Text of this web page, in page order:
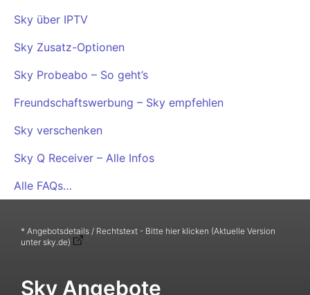
Sky über IPTV
Sky Zusatz-Optionen
Sky Probeabo – So geht’s
Freundschaftswerbung – Sky empfehlen
Sky verschenken
Sky Q Receiver – Alle Infos
Alle FAQs…
* Angebotsdetails / Rechtstext - Bitte hier klicken (Aktuelle Version
unter sky.de)
Sky Angebote